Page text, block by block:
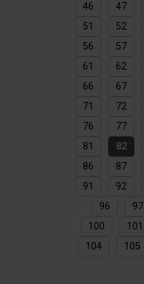
46
47
51
52
56
57
61
62
66
67
71
72
76
77
81
82
86
87
91
92
96
97
100
101
104
105